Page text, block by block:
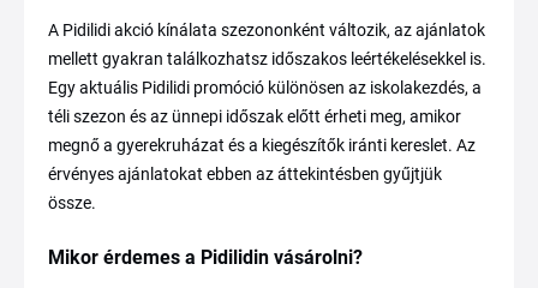
A Pidilidi akció kínálata szezononként változik, az ajánlatok
mellett gyakran találkozhatsz időszakos leértékelésekkel is.
Egy aktuális Pidilidi promóció különösen az iskolakezdés, a
téli szezon és az ünnepi időszak előtt érheti meg, amikor
megnő a gyerekruházat és a kiegészítők iránti kereslet. Az
érvényes ajánlatokat ebben az áttekintésben gyűjtjük
össze.
Mikor érdemes a Pidilidin vásárolni?